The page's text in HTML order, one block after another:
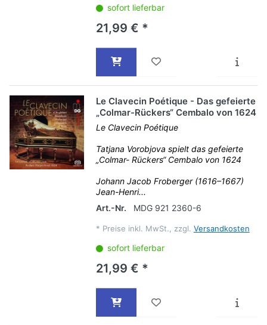
sofort lieferbar
21,99 € *
Le Clavecin Poétique - Das gefeierte
„Colmar-Rückers“ Cembalo von 1624
Le Clavecin Poétique
Tatjana Vorobjova spielt das gefeierte
„Colmar- Rückers“ Cembalo von 1624
Johann Jacob Froberger (1616–1667)
Jean-Henri...
Art.-Nr.
MDG 921 2360-6
* Preise inkl. MwSt., zzgl. Versandkosten
sofort lieferbar
21,99 € *